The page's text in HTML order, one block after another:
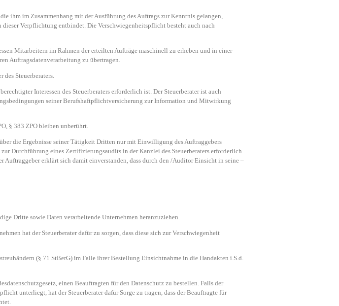
ihm im Zusammenhang mit der Ausführung des Auftrags zur Kenntnis gelangen,
Verpflichtung entbindet. Die Verschwiegenheitspflicht besteht auch nach
Mitarbeitern im Rahmen der erteilten Aufträge maschinell zu erheben und in einer
Auftragsdatenverarbeitung zu übertragen.
Steuerberaters.
Interessen des Steuerberaters erforderlich ist. Der Steuerberater ist auch
seiner Berufshaftpflichtversicherung zur Information und Mitwirkung
§ 383 ZPO bleiben unberührt.
die Ergebnisse seiner Tätigkeit Dritten nur mit Einwilligung des Auftraggebers
Durchführung eines Zertifizierungsaudits in der Kanzlei des Steuerberaters erforderlich
erklärt sich damit einverstanden, dass durch den /Auditor Einsicht in seine –
Dritte sowie Daten verarbeitende Unternehmen heranzuziehen.
hat der Steuerberater dafür zu sorgen, dass diese sich zur Verschwiegenheit
(§ 71 StBerG) im Falle ihrer Bestellung Einsichtnahme in die Handakten i.S.d.
einen Beauftragten für den Datenschutz zu bestellen. Falls der
unterliegt, hat der Steuerberater dafür Sorge zu tragen, dass der Beauftragte für